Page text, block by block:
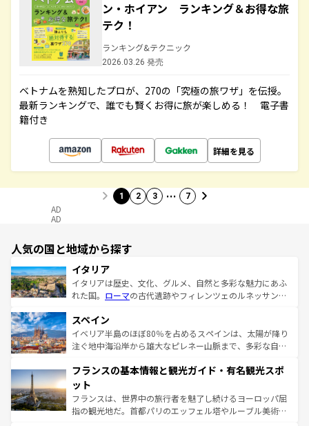
ン・ホイアン ランキング＆お得な旅
テク！
ランキング&テクニック
2026.03.26 発売
ベトナムを熟知したプロが、270の「究極の旅ワザ」を伝授。
最新ランキングで、誰でも賢くお得に旅が楽しめる！ 電子書
籍付き
詳細を見る
1 2 3 … 7
AD
AD
人気の国と地域から探す
イタリア
イタリアは歴史、文化、グルメ、自然と多彩な魅力にあふ
れた国。 ローマの古代遺跡やフィレンツェのルネッサンス
ろん、トスカーナの美しい田園風景やアマルフィ海岸の絶
景など、自然景観も見逃せない。観光の合間には、本場の
ピザやパスタなど、絶品のイタリア料理を堪能することも
ませてくれるイタリアで、忘れられない旅をしてみよう！
なお、新着のイタリア情報は
しい。
スペイン
イベリア半島のほぼ80％を占めるスペインは、太陽が降り
注ぐ地中海沿岸から雄大なピレネー山脈まで、多彩な自然
文化が根付くこの国では、情熱的なフラメンコ、熱気あふ
れる闘牛、そして美味しいタパスが生活の一部となってい
る。首都マドリードの洗練された雰囲気や、バルセロナの
アートに溢れた街角から、地方では古代ローマ遺跡や中世
フランスの基本情報と観光ガイド・有名観光スポ
ット
フランスは、世界中の旅行者を魅了し続けるヨーロッパ屈
指の観光地だ。首都パリのエッフェル塔やルーブル美術館